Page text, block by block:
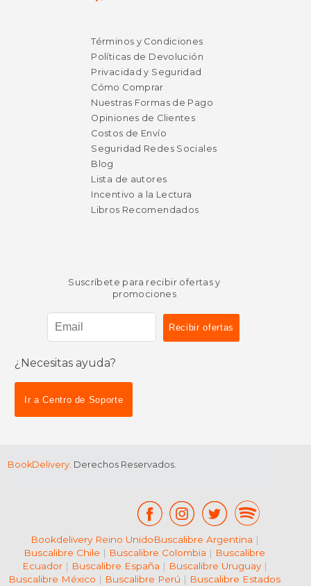
$ 27.80 dcto.
dcto. $ 30.07
Términos y Condiciones
Políticas de Devolución
Privacidad y Seguridad
Cómo Comprar
Nuestras Formas de Pago
Opiniones de Clientes
Costos de Envío
Seguridad Redes Sociales
Blog
Lista de autores
Incentivo a la Lectura
Libros Recomendados
Suscríbete para recibir ofertas y
promociones
¿Necesitas ayuda?
Ir a Centro de Soporte
BookDelivery. Derechos Reservados.
Bookdelivery Reino UnidoBuscalibre Argentina |
Buscalibre Chile | Buscalibre Colombia | Buscalibre
Ecuador| Buscalibre España | Buscalibre Uruguay|
Buscalibre México | Buscalibre Perú | Buscalibre Estados